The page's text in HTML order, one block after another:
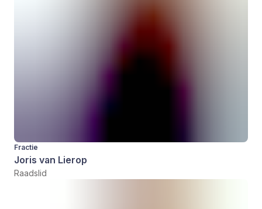
Fractie
Joris van Lierop
Raadslid